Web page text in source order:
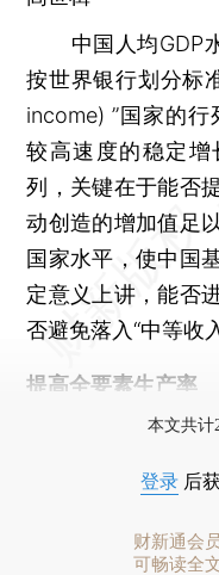
中国人均GDP水
按世界银行划分标
income) ”国家的
较高速度的稳定增
列，关键在于能否
动创造的增加值足
国家水平，使中国
定意义上讲，能否
否避免落入“中等收
提高全要素生产率
本文共计
登录 后
财新通会
可畅读全